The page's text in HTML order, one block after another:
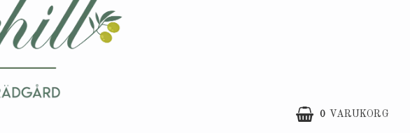
0 VARUKORG